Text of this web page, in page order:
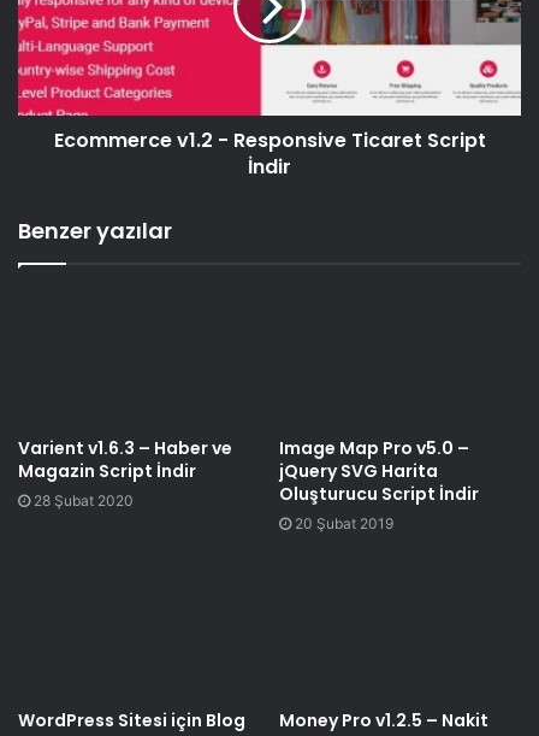
Ecommerce v1.2 - Responsive Ticaret Script
İndir
Benzer yazılar
Varient v1.6.3 – Haber ve
Magazin Script İndir
28 Şubat 2020
Image Map Pro v5.0 –
jQuery SVG Harita
Oluşturucu Script İndir
20 Şubat 2019
WordPress Sitesi için Blog
Money Pro v1.2.5 – Nakit